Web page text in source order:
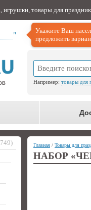
игрушки, товары для
"
Укажите Ваш
предложить
Например: товары для
Главная / Товары для
НАБОР